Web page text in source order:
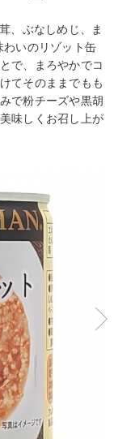
、ぶなしめじ、ま
わいのリゾット缶
で、まろやかでコ
てそのままでもも
で粉チーズや黒胡
味しくお召し上が